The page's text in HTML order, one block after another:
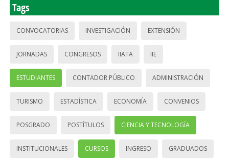
Tags
CONVOCATORIAS INVESTIGACIÓN EXTENSIÓN
JORNADAS CONGRESOS IIATA IIE
ESTUDIANTES CONTADOR PÚBLICO ADMINISTRACIÓN
TURISMO ESTADÍSTICA ECONOMÍA CONVENIOS
POSGRADO POSTÍTULOS CIENCIA Y TECNOLOGÍA
INSTITUCIONALES CURSOS INGRESO GRADUADOS